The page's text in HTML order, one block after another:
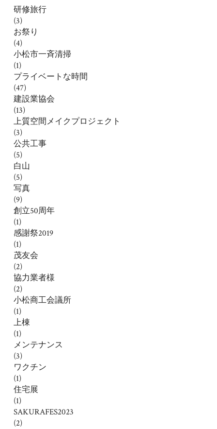
研修旅行
(3)
お祭り
(4)
小松市一斉清掃
(1)
プライベートな時間
(47)
建設業協会
(13)
上質空間メイクプロジェクト
(3)
公共工事
(5)
白山
(5)
写真
(9)
創立50周年
(1)
感謝祭2019
(1)
茂友会
(2)
協力業者様
(2)
小松商工会議所
(1)
上棟
(1)
メンテナンス
(3)
ワクチン
(1)
住宅展
(1)
SAKURAFES2023
(2)